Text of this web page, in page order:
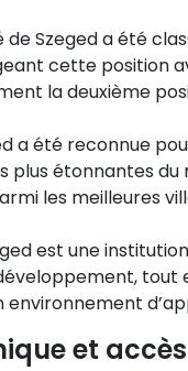
de Szeged a été
cette position
la deuxième
a été reconnue
plus étonnantes
les meilleures
est une
et accès